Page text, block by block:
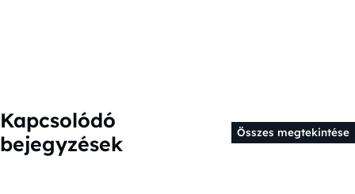
Kapcsolódó
bejegyzések
Összes megtekintése